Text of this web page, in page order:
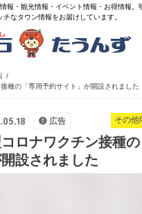
報・観光情報・イベント情報・お得情報。
チなタウン情報をお届けしています。
種の「専用予約サイト」が開設されました
その他
広告
コロナワクチン接種
設されました